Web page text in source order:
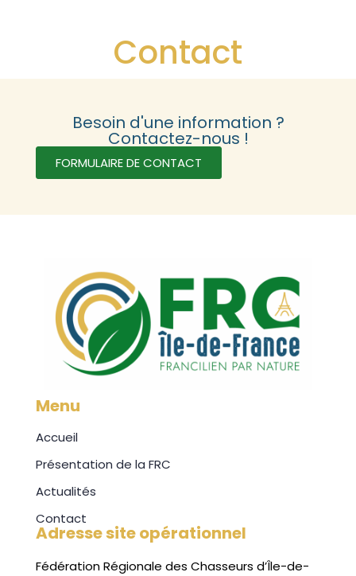
Contact
Besoin d'une information ?
Contactez-nous !
FORMULAIRE DE CONTACT
Menu
Accueil
Présentation de la FRC
Actualités
Contact
Adresse site opérationnel
Fédération Régionale des Chasseurs d’Île-de-